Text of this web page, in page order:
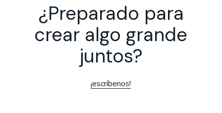
¿Preparado para
crear algo grande
juntos?
¡escríbenos!